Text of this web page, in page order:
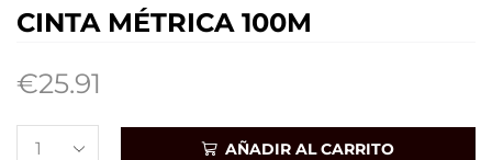
CINTA MÉTRICA 100M
€25.91
AÑADIR AL CARRITO